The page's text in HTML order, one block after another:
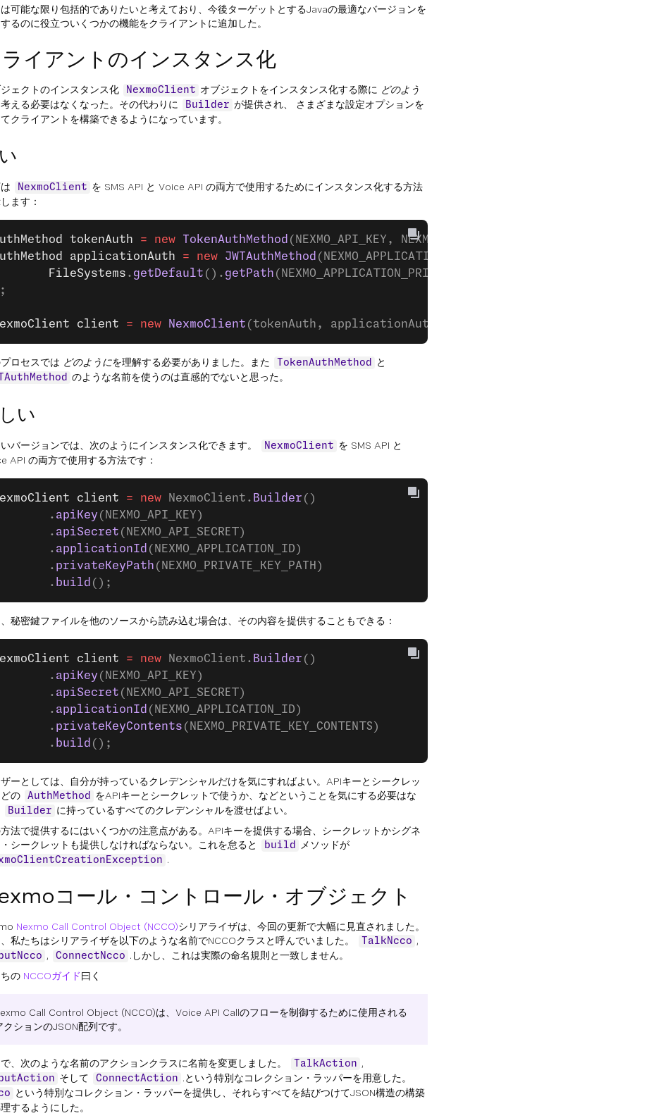
可能な限り包括的でありたいと考えており、今後ターゲットとするJavaの最適なバージョンを
るのに役立ついくつかの機能をクライアントに追加した。
イアントのインスタンス化
ェクトのインスタンス化 NexmoClient オブジェクトをインスタンス化する際に どのよう
える必要はなくなった。その代わりに Builder が提供され、 さまざまな設定オプションを
クライアントを構築できるようになっています。
NexmoClient を SMS API と Voice API の両方で使用するためにインスタンス化する方法
ます：
tokenAuth = new TokenAuthMethod (NEXMO_API_KEY, NEXMO_API_SECRET);
applicationAuth = new JWTAuthMethod (NEXMO_APPLICATION_ID,
FileSystems
. getDefault (). getPath (NEXMO_APPLICATION_PRIVATE_KEY_PATH)
client = new NexmoClient (tokenAuth, applicationAuth);
ロセスでは どのようにを理解する必要がありました。また TokenAuthMethod と
のような名前を使うのは直感的でないと思った。
い
バージョンでは、次のようにインスタンス化できます。 NexmoClient を SMS API と
API の両方で使用する方法です：
client = new NexmoClient. Builder ()
.
apiKey (NEXMO_API_KEY)
.
apiSecret (NEXMO_API_SECRET)
.
applicationId (NEXMO_APPLICATION_ID)
.
privateKeyPath (NEXMO_PRIVATE_KEY_PATH)
.
build ();
、秘密鍵ファイルを他のソースから読み込む場合は、その内容を提供することもできる：
client = new NexmoClient. Builder ()
.
apiKey (NEXMO_API_KEY)
.
apiSecret (NEXMO_API_SECRET)
.
applicationId (NEXMO_APPLICATION_ID)
.
privateKeyContents (NEXMO_PRIVATE_KEY_CONTENTS)
.
build ();
ーとしては、自分が持っているクレデンシャルだけを気にすればよい。APIキーとシークレッ
どの
AuthMethod
をAPIキーとシークレットで使うか、などということを気にする必要はな
Builder に持っているすべてのクレデンシャルを渡せばよい。
法で提供するにはいくつかの注意点がある。APIキーを提供する場合、シークレットかシグネ
シークレットも提供しなければならない。これを怠ると
build メソッドが
.
コール・コントロール・オブジェクト
Nexmo Call Control Object (NCCO)シリアライザは、今回の更新で大幅に見直されました。
私たちはシリアライザを以下のような名前でNCCOクラスと呼んでいました。
TalkNcco ,
, ConnectNcco .しかし、これは実際の命名規則と一致しません。
の NCCOガイド曰く
Call Control Object (NCCO)は、Voice API Callのフローを制御するために使用される
クションのJSON配列です。
、次のような名前のアクションクラスに名前を変更しました。 TalkAction ,
そして ConnectAction .という特別なコレクション・ラッパーを用意した。
という特別なコレクション・ラッパーを提供し、それらすべてを結びつけてJSON構造の構築
するようにした。